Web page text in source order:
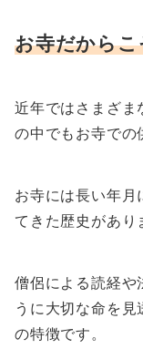
お寺だから
近年ではさまざま
の中でもお寺での
お寺には長い年月
てきた歴史があり
僧侶による読経や
うに大切な命を
の特徴です。